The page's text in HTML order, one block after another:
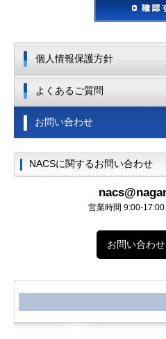
個人情報保護方針
よくあるご質問
お問い合わせ
NACSに関するお問い合わせ
営業時間 9:00-17:00
お問い合わ
イ
検